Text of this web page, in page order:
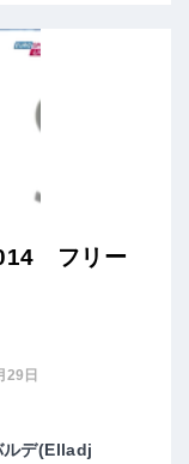
フリー
29日
ルデ(Elladj